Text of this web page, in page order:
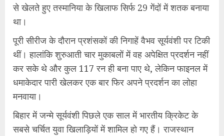
से खेलते हुए तस्मानिया के खिलाफ सिर्फ 29 गेंदों में शतक बनाया
था।
पूरी सीरीज के दौरान प्रशंसकों की निगाहें वैभव सूर्यवंशी पर टिकी
थीं। हालांकि शुरुआती चार मुकाबलों में वह अपेक्षित प्रदर्शन नहीं
कर सके थे और कुल 117 रन ही बना पाए थे, लेकिन फाइनल में
धमाकेदार पारी खेलकर एक बार फिर अपने प्रदर्शन का लोहा
मनवाया।
बिहार में जन्मे सूर्यवंशी पिछले एक साल में भारतीय क्रिकेट के
सबसे चर्चित युवा खिलाड़ियों में शामिल हो गए हैं। राजस्थान